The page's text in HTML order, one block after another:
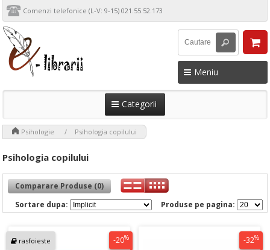
Comenzi telefonice (L-V: 9-15) 021.55.52.173
Meniu
Categorii
Psihologie Psihologia copilului
Psihologia copilului
Comparare Produse (0)
Produse pe pagina:
Sortare dupa:
rasfoieste -20% -32%